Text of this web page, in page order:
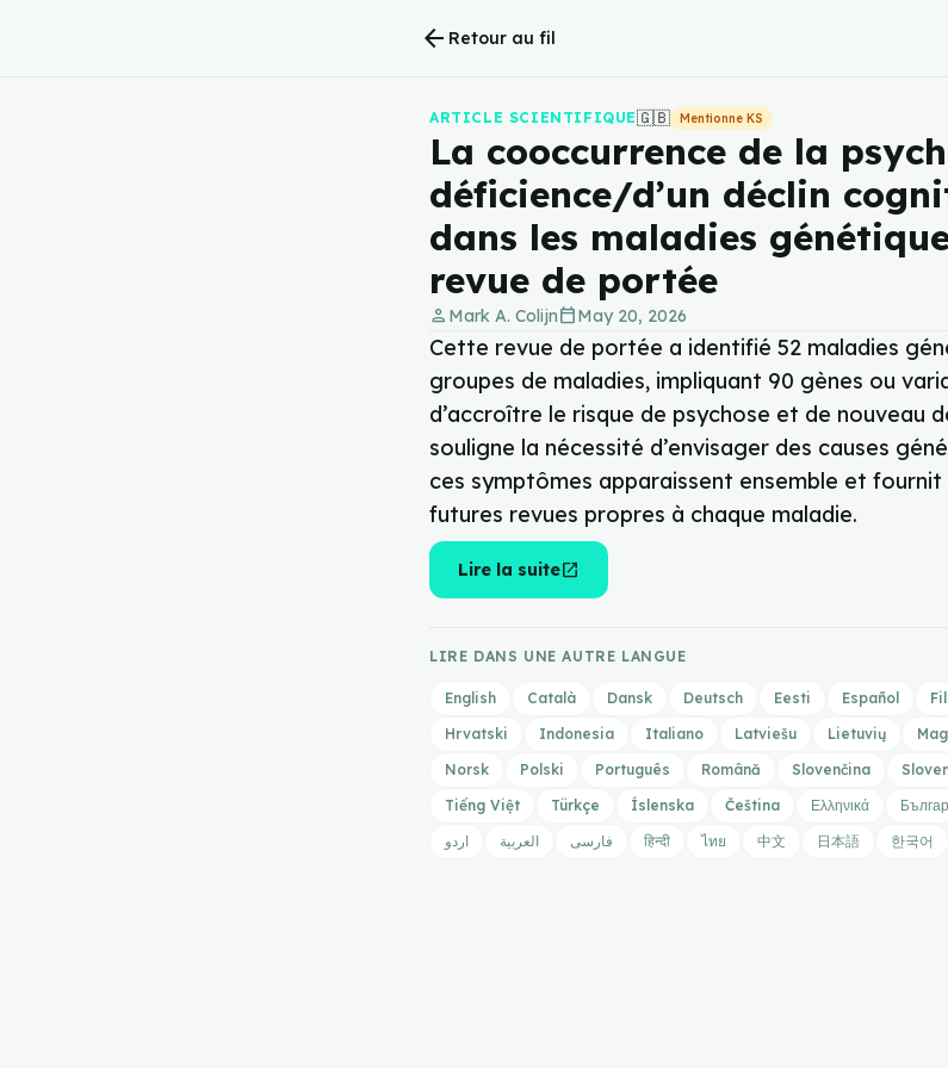
arrow_back Retour au fil
ARTICLE SCIENTIFIQUE🇬🇧 Mentionne KS
La cooccurrence de la
déficience/d’un déclin
dans les maladies
revue de portée
person Mark A. Colijncalendar_todayMay 20, 2026
Cette revue de portée a identifié 52 maladies
groupes de maladies, impliquant 90 gènes ou
d’accroître le risque de psychose et de nouveau
souligne la nécessité d’envisager des causes
ces symptômes apparaissent ensemble et fournit
futures revues propres à chaque maladie.
Lire la suiteopen_in_new
LIRE DANS UNE AUTRE LANGUE
English Català Dansk Deutsch Eesti Español
Hrvatski
Indonesia Italiano Latviešu Lietuvių
Norsk
Polski Português Română Slovenčina
Tiếng Việt
Türkçe Íslenska Čeština Ελληνικά
اردو
العربية فارسی हिन्दी ไทย 中文 日本語 한국어